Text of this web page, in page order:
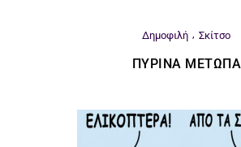
Δημοφιλή Σκίτσο
ΠΎΡΙΝΑ ΜΈΤΩΠΑ